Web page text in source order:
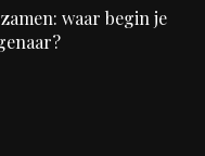
waar begin je